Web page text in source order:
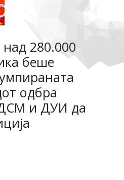
280.000
беше
одбра
и ДУИ да